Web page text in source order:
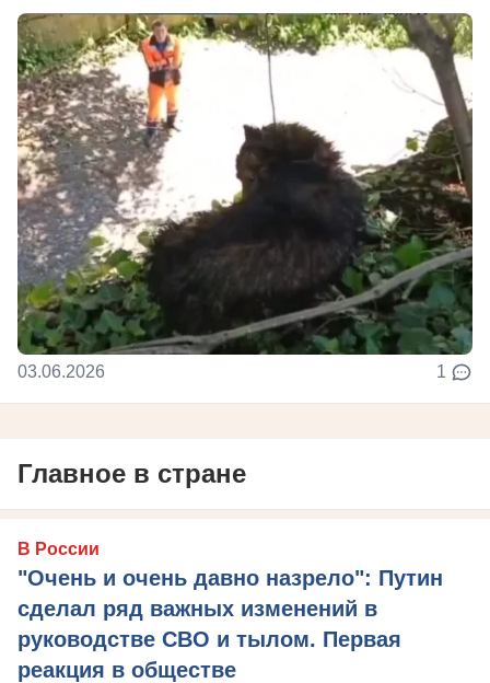
03.06.2026 1
Главное в стране
В России
"Очень и очень давно назрело": Путин
сделал ряд важных изменений в
руководстве СВО и тылом. Первая
реакция в обществе